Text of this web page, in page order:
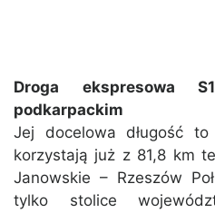
Droga ekspresowa
podkarpackim
Jej docelowa długość
korzystają już z 81,8 km
Janowskie – Rzeszów
tylko stolice